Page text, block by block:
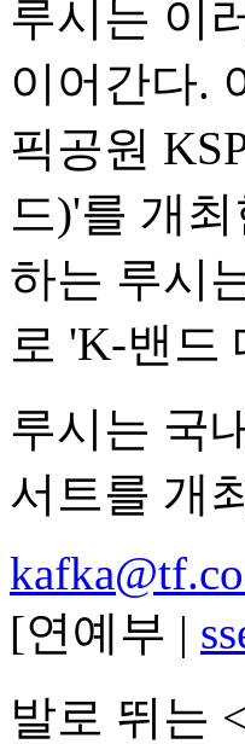
루시는 이
이어간다.
픽공원
드)'를 개
하는 루시
로 'K-밴드
루시는 국
서트를 개
[연예부 |
발로 뛰는